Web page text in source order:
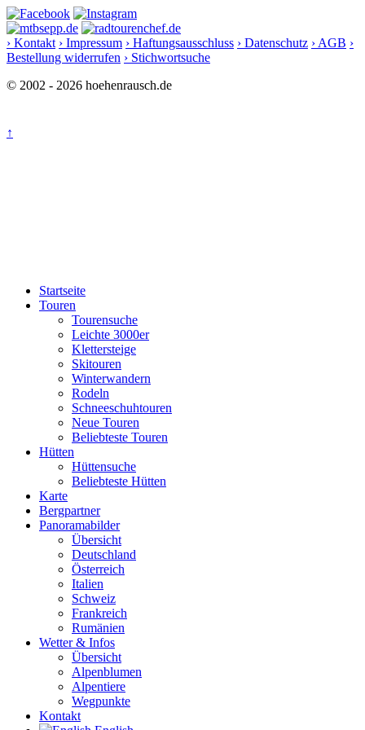
› Kontakt › Impressum › Haftungsausschluss › Datenschutz › AGB ›
Bestellung widerrufen › Stichwortsuche
© 2002 - 2026 hoehenrausch.de
↑
Startseite
Touren
Tourensuche
Leichte 3000er
Klettersteige
Skitouren
Winterwandern
Rodeln
Schneeschuhtouren
Neue Touren
Beliebteste Touren
Hütten
Hüttensuche
Beliebteste Hütten
Karte
Bergpartner
Panoramabilder
Übersicht
Deutschland
Österreich
Italien
Schweiz
Frankreich
Rumänien
Wetter & Infos
Übersicht
Alpenblumen
Alpentiere
Wegpunkte
Kontakt